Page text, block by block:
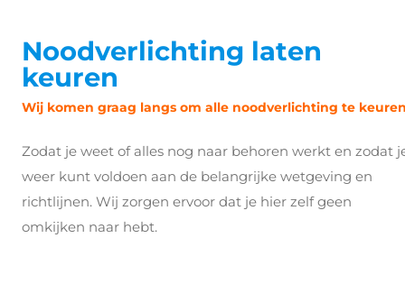
Noodverlichting laten
keuren
Wij komen graag langs om alle noodverlichting te
Zodat je weet of alles nog naar behoren werkt en zodat
weer kunt voldoen aan de belangrijke wetgeving en
richtlijnen. Wij zorgen ervoor dat je hier zelf geen
omkijken naar hebt.